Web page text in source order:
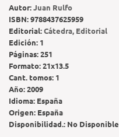
Autor:Juan Rulfo
ISBN:9788437625959
Editorial:Cátedra, Editorial
Edición: 1
Páginas:251
Formato:21x13.5
Cant. tomos: 1
Año:2009
Idioma: España
Origen: España
Disponibilidad.: No Disponible